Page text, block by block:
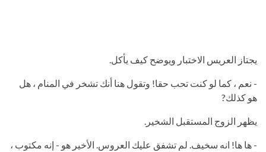
يجتاز العريس الاختبار ويوضح كيف يأكل.
- نعم ، كما لو كنت تحب حقا! وتقول هنا أنك تشخر في المنام ، هل
هو كذلك?
يظهر الزوج المستقبل الشخير.
- ها ها! انه سخيف. لم تشفق عليك العروس. الأخير هو - إنه مكتوب ،